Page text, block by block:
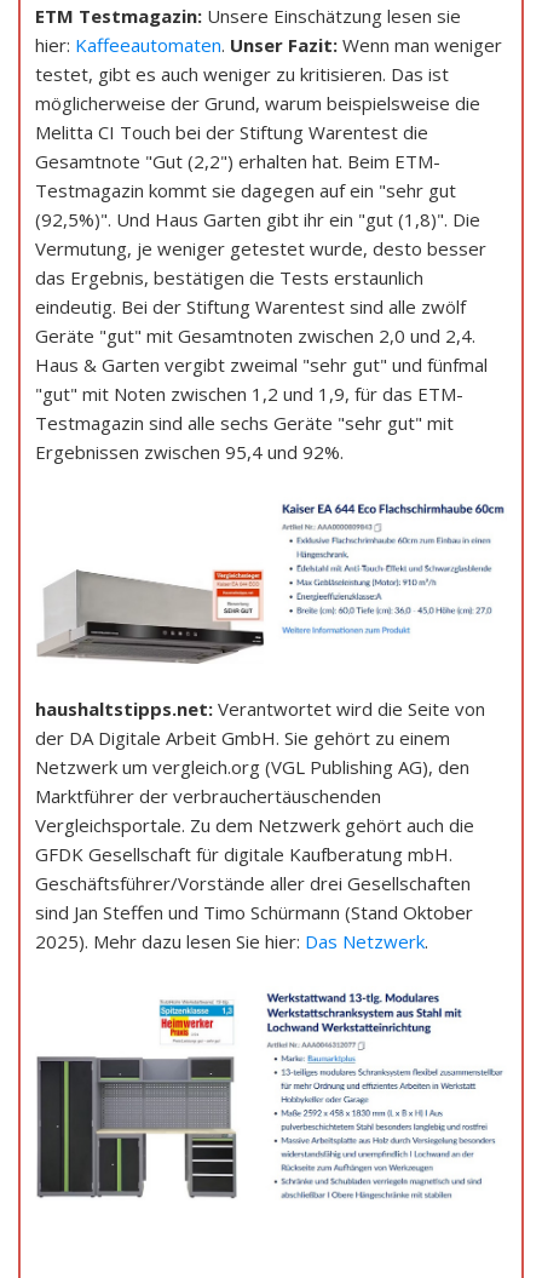
ETM Testmagazin: Unsere Einschätzung lesen sie
hier: Kaffeeautomaten. Unser Fazit: Wenn man weniger
testet, gibt es auch weniger zu kritisieren. Das ist
möglicherweise der Grund, warum beispielsweise die
Melitta CI Touch bei der Stiftung Warentest die
Gesamtnote "Gut (2,2") erhalten hat. Beim ETM-
Testmagazin kommt sie dagegen auf ein "sehr gut
(92,5%)". Und Haus Garten gibt ihr ein "gut (1,8)". Die
Vermutung, je weniger getestet wurde, desto besser
das Ergebnis, bestätigen die Tests erstaunlich
eindeutig. Bei der Stiftung Warentest sind alle zwölf
Geräte "gut" mit Gesamtnoten zwischen 2,0 und 2,4.
Haus & Garten vergibt zweimal "sehr gut" und fünfmal
"gut" mit Noten zwischen 1,2 und 1,9, für das ETM-
Testmagazin sind alle sechs Geräte "sehr gut" mit
Ergebnissen zwischen 95,4 und 92%.
haushaltstipps.net: Verantwortet wird die Seite von
der DA Digitale Arbeit GmbH. Sie gehört zu einem
Netzwerk um vergleich.org (VGL Publishing AG), den
Marktführer der verbrauchertäuschenden
Vergleichsportale. Zu dem Netzwerk gehört auch die
GFDK Gesellschaft für digitale Kaufberatung mbH.
Geschäftsführer/Vorstände aller drei Gesellschaften
sind Jan Steffen und Timo Schürmann (Stand Oktober
2025). Mehr dazu lesen Sie hier: Das Netzwerk.